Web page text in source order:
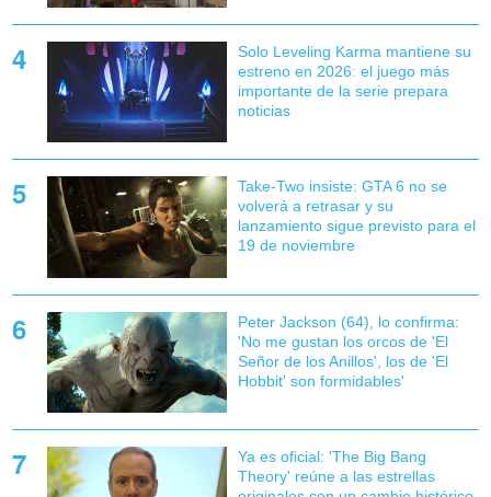
Solo Leveling Karma mantiene su
estreno en 2026: el juego más
importante de la serie prepara
noticias
Take-Two insiste: GTA 6 no se
volverá a retrasar y su
lanzamiento sigue previsto para el
19 de noviembre
Peter Jackson (64), lo confirma:
'No me gustan los orcos de 'El
Señor de los Anillos', los de 'El
Hobbit' son formidables'
Ya es oficial: 'The Big Bang
Theory' reúne a las estrellas